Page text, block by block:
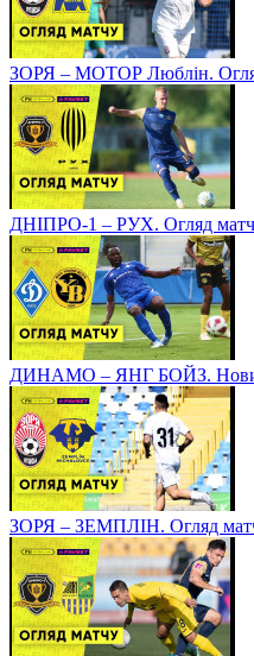
ЗОРЯ – МОТОР Люблін.
ДНІПРО-1 – РУХ. Огляд
ДИНАМО – ЯНГ БОЙЗ. Новий
ЗОРЯ – ЗЕМПЛІН. Огляд